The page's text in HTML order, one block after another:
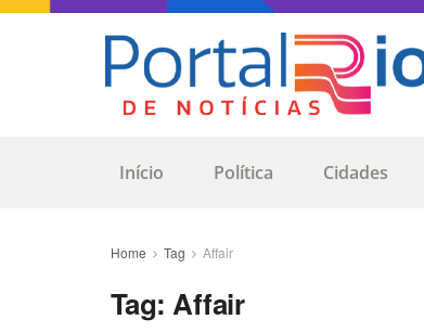
Início Política Cidades
Home Tag Affair
Tag:Affair